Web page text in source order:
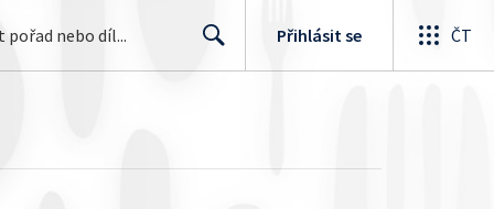
Přihlásit se ČT